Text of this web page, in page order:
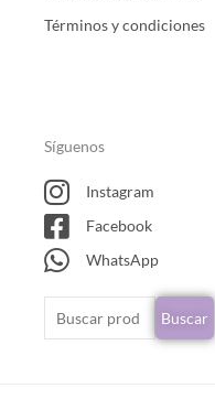
Términos y condiciones
Síguenos
Instagram
Facebook
WhatsApp
Buscar
por:
Buscar